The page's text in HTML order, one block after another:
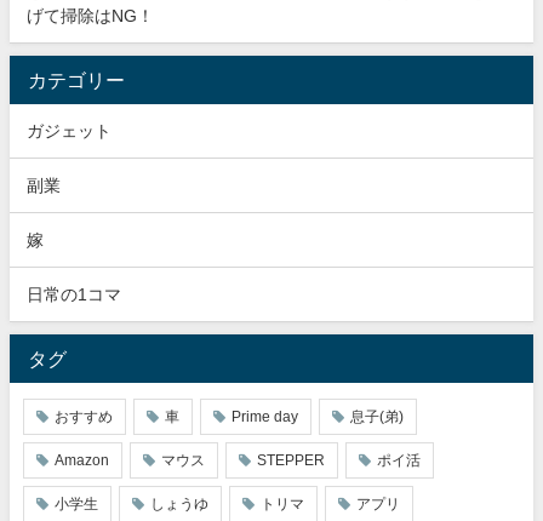
げて掃除はNG！
カテゴリー
ガジェット
副業
嫁
日常の1コマ
タグ
おすすめ 車 Prime day 息子(弟)
Amazon マウス STEPPER ポイ活
小学生 しょうゆ トリマ アプリ